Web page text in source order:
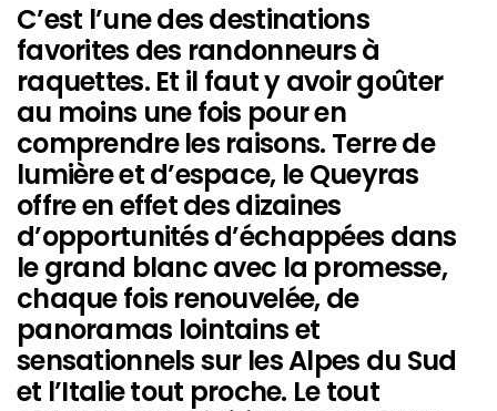
C’est l’une des destinations
favorites des randonneurs à
raquettes. Et il faut y avoir goûter
au moins une fois pour en
comprendre les raisons. Terre de
lumière et d’espace, le Queyras
offre en effet des dizaines
d’opportunités d’échappées dans
le grand blanc avec la promesse,
chaque fois renouvelée, de
panoramas lointains et
sensationnels sur les Alpes du Sud
et l’Italie tout proche. Le tout